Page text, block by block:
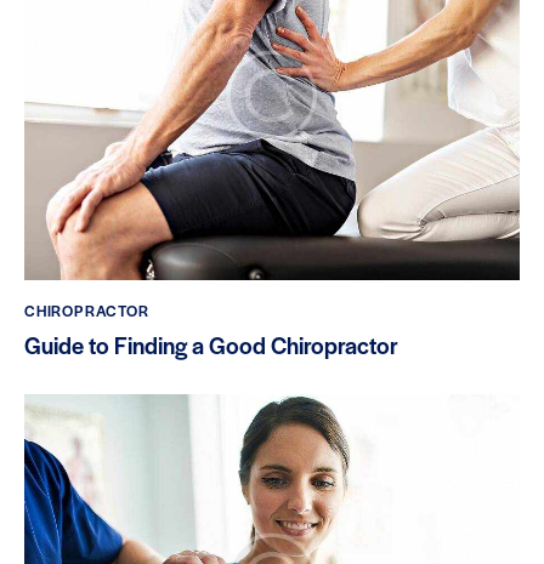
CHIROPRACTOR
Guide to Finding a Good Chiropractor